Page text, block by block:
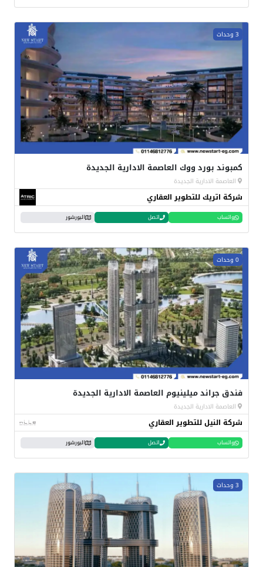
3 وحدات
كمبوند بورد ووك العاصمة الادارية الجديدة
العاصمة الادارية الجديدة
شركة اتريك للتطوير العقاري
واتساب اتصل البورشور
0 وحدات
فندق جراند ميلينيوم العاصمة الادارية الجديدة
العاصمة الادارية الجديدة
شركة النيل للتطوير العقاري
واتساب اتصل البورشور
3 وحدات